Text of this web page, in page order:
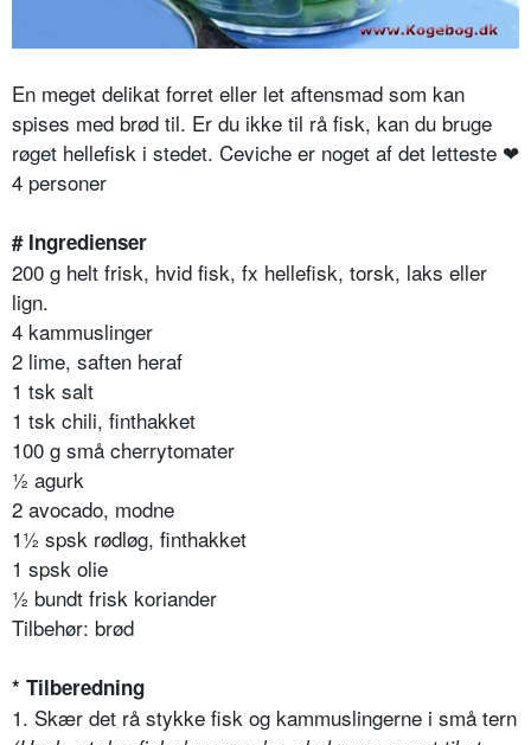
En meget delikat forret eller let aftensmad som kan
spises med brød til. Er du ikke til rå fisk, kan du bruge
røget hellefisk i stedet. Ceviche er noget af det letteste ❤
4 personer
# Ingredienser
200 g helt frisk, hvid fisk, fx hellefisk, torsk, laks eller
lign.
4 kammuslinger
2 lime, saften heraf
1 tsk salt
1 tsk chili, finthakket
100 g små cherrytomater
½ agurk
2 avocado, modne
1½ spsk rødløg, finthakket
1 spsk olie
½ bundt frisk koriander
Tilbehør: brød
* Tilberedning
1. Skær det rå stykke fisk og kammuslingerne i små tern